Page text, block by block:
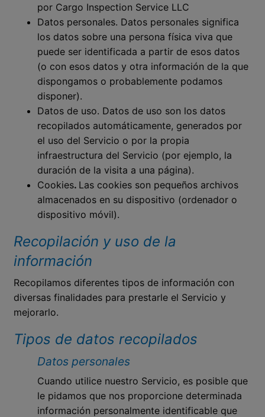
por Cargo Inspection Service LLC
Datos personales. Datos personales significa
los datos sobre una persona física viva que
puede ser identificada a partir de esos datos
(o con esos datos y otra información de la que
dispongamos o probablemente podamos
disponer).
Datos de uso. Datos de uso son los datos
recopilados automáticamente, generados por
el uso del Servicio o por la propia
infraestructura del Servicio (por ejemplo, la
duración de la visita a una página).
Cookies. Las cookies son pequeños archivos
almacenados en su dispositivo (ordenador o
dispositivo móvil).
Recopilación y uso de la
información
Recopilamos diferentes tipos de información con
diversas finalidades para prestarle el Servicio y
mejorarlo.
Tipos de datos recopilados
Datos personales
Cuando utilice nuestro Servicio, es posible que
le pidamos que nos proporcione determinada
información personalmente identificable que